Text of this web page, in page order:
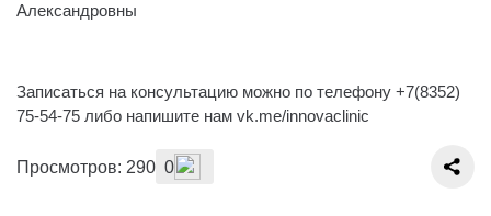
Александровны
Записаться на консультацию можно по телефону +7(8352)
75-54-75 либо напишите нам vk.me/innovaclinic
Просмотров: 290 0